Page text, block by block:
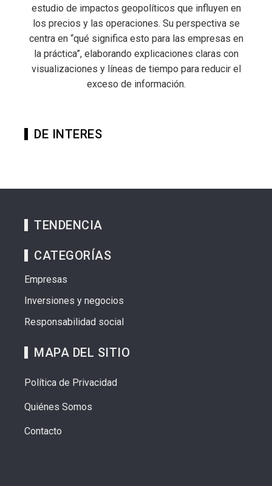
estudio de impactos geopolíticos que influyen en
los precios y las operaciones. Su perspectiva se
centra en “qué significa esto para las empresas en
la práctica”, elaborando explicaciones claras con
visualizaciones y líneas de tiempo para reducir el
exceso de información.
DE INTERES
TENDENCIA
CATEGORÍAS
Empresas
Inversiones y negocios
Responsabilidad social
MAPA DEL SITIO
Política de Privacidad
Quiénes Somos
Contacto